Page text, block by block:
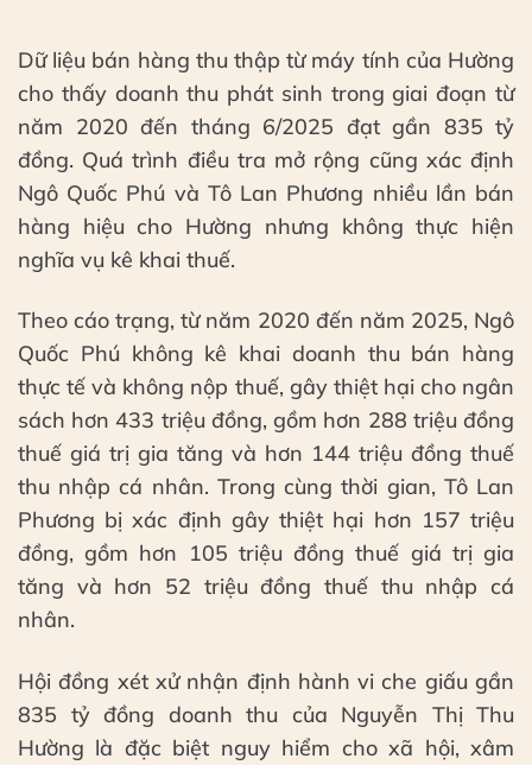
Dữ liệu bán hàng thu thập từ máy tính của Hường
cho thấy doanh thu phát sinh trong giai đoạn từ
năm 2020 đến tháng 6/2025 đạt gần 835 tỷ
đồng. Quá trình điều tra mở rộng cũng xác định
Ngô Quốc Phú và Tô Lan Phương nhiều lần bán
hàng hiệu cho Hường nhưng không thực hiện
nghĩa vụ kê khai thuế.
Theo cáo trạng, từ năm 2020 đến năm 2025, Ngô
Quốc Phú không kê khai doanh thu bán hàng
thực tế và không nộp thuế, gây thiệt hại cho ngân
sách hơn 433 triệu đồng, gồm hơn 288 triệu đồng
thuế giá trị gia tăng và hơn 144 triệu đồng thuế
thu nhập cá nhân. Trong cùng thời gian, Tô Lan
Phương bị xác định gây thiệt hại hơn 157 triệu
đồng, gồm hơn 105 triệu đồng thuế giá trị gia
tăng và hơn 52 triệu đồng thuế thu nhập cá
nhân.
Hội đồng xét xử nhận định hành vi che giấu gần
835 tỷ đồng doanh thu của Nguyễn Thị Thu
Hường là đặc biệt nguy hiểm cho xã hội, xâm